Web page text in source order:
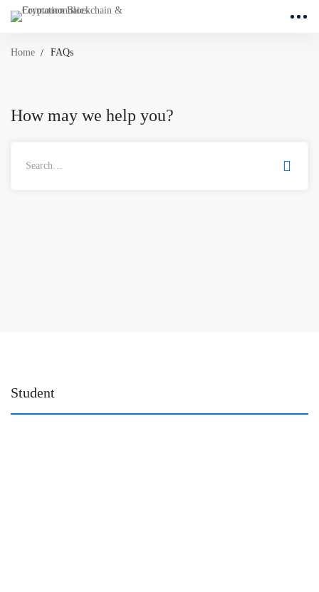
Home FAQs
How may we help you?
Student